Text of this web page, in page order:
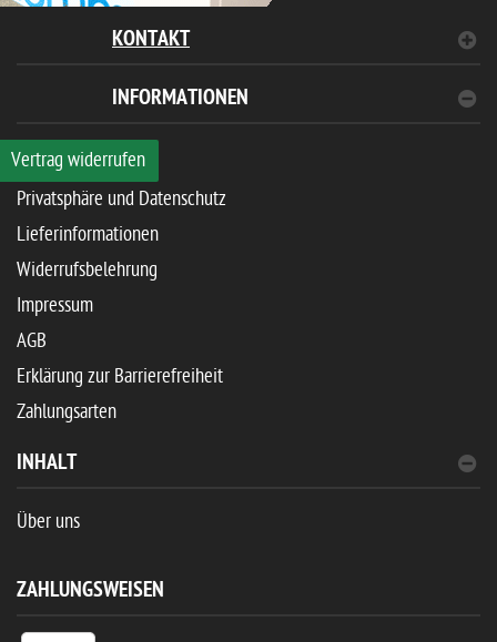
KONTAKT
INFORMATIONEN
Vertrag widerrufen
Privatsphäre und Datenschutz
Lieferinformationen
Widerrufsbelehrung
Impressum
AGB
Erklärung zur Barrierefreiheit
Zahlungsarten
INHALT
Über uns
ZAHLUNGSWEISEN